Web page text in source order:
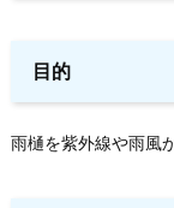
目的
雨樋を紫外線や雨風